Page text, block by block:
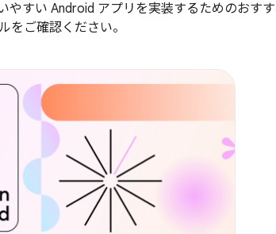
やすい Android アプリを実装するためのおす
をご確認ください。